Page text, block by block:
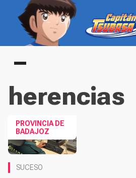
Main menu
herencias
PROVINCIA DE
BADAJOZ
SUCESO